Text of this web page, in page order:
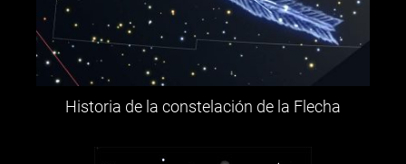
Historia de la constelación de la Flecha